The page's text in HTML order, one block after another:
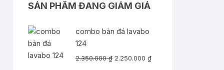
SẢN PHẨM ĐANG GIẢM GIÁ
combo bàn đá lavabo
124
2.350.000₫ Giá
2.250.000 ₫Giá